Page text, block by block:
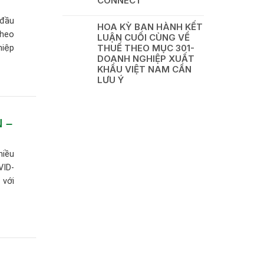
–
HOA KỲ BAN HÀNH KẾT
LUẬN CUỐI CÙNG VỀ
THUẾ THEO MỤC 301-
DOANH NGHIỆP XUẤT
KHẨU VIỆT NAM CẦN
LƯU Ý